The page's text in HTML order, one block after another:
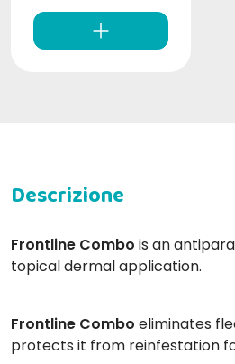
Frontline Combo is an
topical dermal application.
Frontline Combo eliminates
protects it from reinfestation